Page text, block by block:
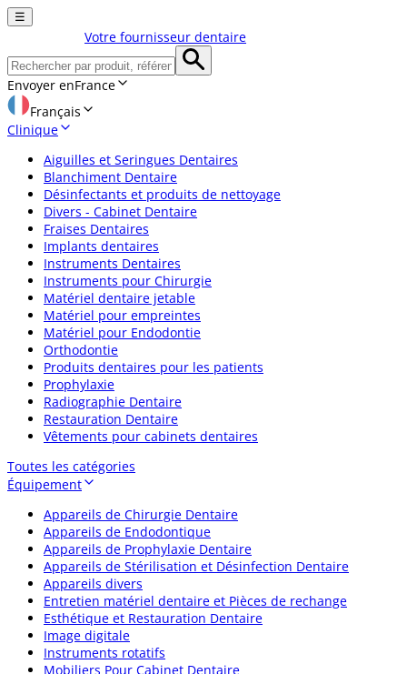
☰
Votre fournisseur dentaire
Envoyer enFrance
Français
Clinique
Aiguilles et Seringues Dentaires
Blanchiment Dentaire
Désinfectants et produits de nettoyage
Divers - Cabinet Dentaire
Fraises Dentaires
Implants dentaires
Instruments Dentaires
Instruments pour Chirurgie
Matériel dentaire jetable
Matériel pour empreintes
Matériel pour Endodontie
Orthodontie
Produits dentaires pour les patients
Prophylaxie
Radiographie Dentaire
Restauration Dentaire
Vêtements pour cabinets dentaires
Toutes les catégories
Équipement
Appareils de Chirurgie Dentaire
Appareils de Endodontique
Appareils de Prophylaxie Dentaire
Appareils de Stérilisation et Désinfection Dentaire
Appareils divers
Entretien matériel dentaire et Pièces de rechange
Esthétique et Restauration Dentaire
Image digitale
Instruments rotatifs
Mobiliers Pour Cabinet Dentaire